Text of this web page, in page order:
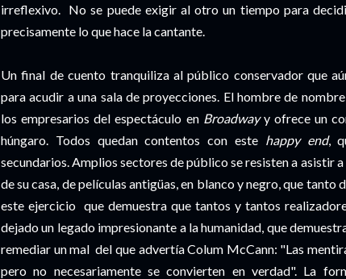
irreflexivo. No se puede exigir al otro un tiempo para
precisamente lo que hace la cantante.
Un final de cuento tranquiliza al público conservador que
para acudir a una sala de proyecciones. El hombre de
los empresarios del espectáculo en Broadwayy ofrece un
húngaro. Todos quedan contentos con este happy end,
secundarios. Amplios sectores de público se resisten a asistir
de su casa, de películas antigüas, en blanco y negro, que
este ejercicio que demuestra que tantos y tantos
dejado un legado impresionante a la humanidad, que
remediar un mal del que advertía Colum McCann: "Las
pero no necesariamente se convierten en verdad". La